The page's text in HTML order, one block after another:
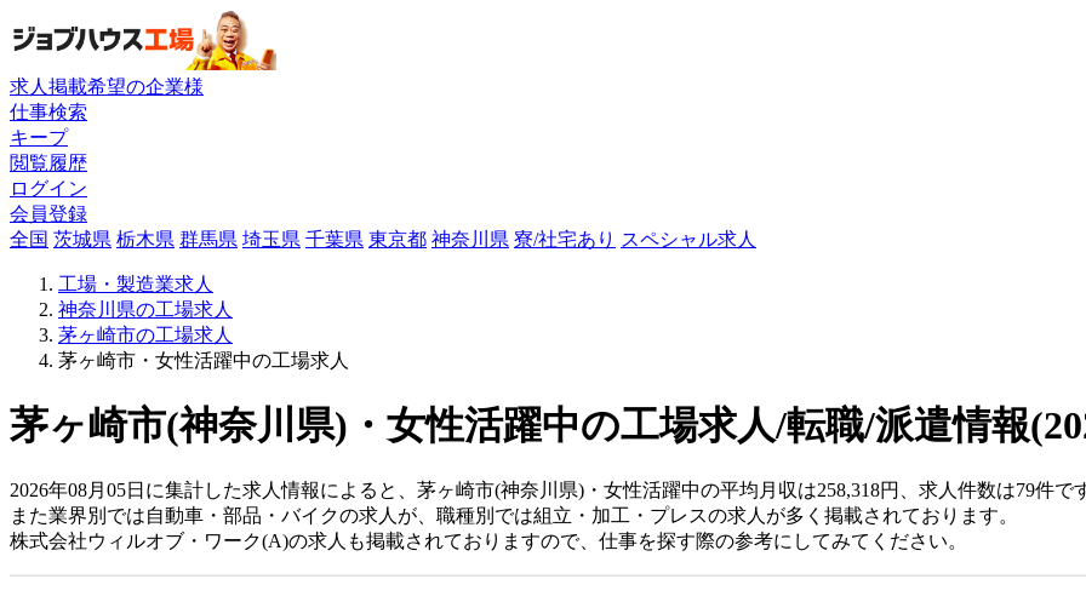
求人掲載希望の企業様
仕事検索
キープ
閲覧履歴
ログイン
会員登録
全国 茨城県 栃木県 群馬県 埼玉県 千葉県 東京都 神奈川県 寮/社宅あり スペシャル求人
工場・製造業求人
神奈川県の工場求人
茅ヶ崎市の工場求人
茅ヶ崎市・女性活躍中の工場求人
茅ヶ崎市(神奈川県)・女性活躍中の工場求人/転職/派遣情報
2026年08月05日に集計した求人情報によると、茅ヶ崎市(神奈川県)・女性活躍中の平均月収は258,318円、求人件数は79件
また業界別では自動車・部品・バイクの求人が、職種別では組立・加工・プレスの求人が多く掲載されております。
株式会社ウィルオブ・ワーク(A)の求人も掲載されておりますので、仕事を探す際の参考にしてみてください。